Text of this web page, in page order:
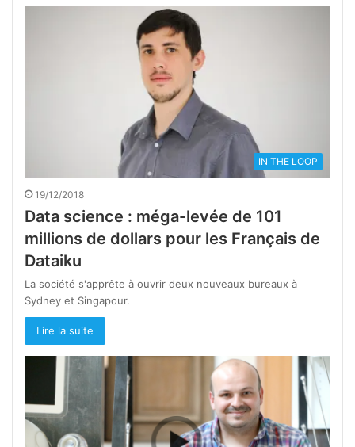
IN THE LOOP
19/12/2018
Data science : méga-levée de 101
millions de dollars pour les Français de
Dataiku
La société s'apprête à ouvrir deux nouveaux bureaux à
Sydney et Singapour.
Lire la suite